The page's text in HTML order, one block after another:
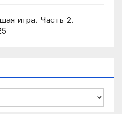
игра. Часть 2.